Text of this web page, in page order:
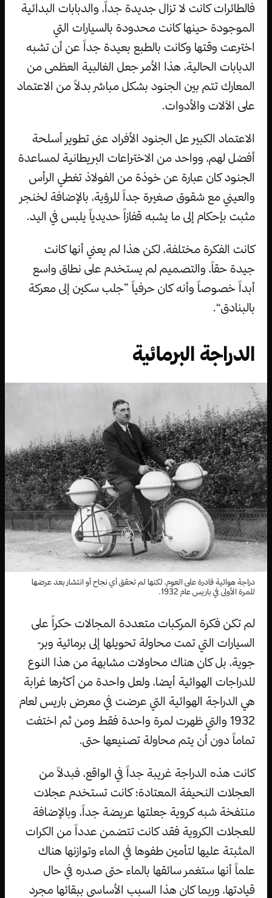
فالطائرات كانت لا تزال جديدة جداً، والدبابات البدائية
الموجودة حينها كانت محدودة بالسيارات التي
اخترعت وقتها وكانت بالطبع بعيدة جداً عن أن تشبه
الدبابات الحالية، هذا الأمر جعل الغالبية العظمى من
المعارك تتم بين الجنود بشكل مباشر بدلاً من الاعتماد
على الآلات والأدوات.
الاعتماد الكبير عل الجنود الأفراد عنى تطوير أسلحة
أفضل لهم، وواحد من الاختراعات البريطانية لمساعدة
الجنود كان عبارة عن خوذة من الفولاذ تغطي الرأس
والعيني مع شقوق صغيرة جداً للرؤية، بالإضافة لخنجر
مثبت بإحكام إلى ما يشبه قفازاً حديدياً يلبس في اليد.
كانت الفكرة مختلفة، لكن هذا لم يعني أنها كانت
جيدة حقاً، والتصميم لم يستخدم على نطاق واسع
أبداً خصوصاً وأنه كان حرفياً ”جلب سكين إلى معركة
بالبنادق“.
الدراجة البرمائية
دراجة هوائية قادرة على العوم، لكنها لم تحقق أي نجاح أو انتشار بعد عرضها
للمرة الأولى في باريس عام 1932.
لم تكن فكرة المركبات متعددة المجالات حكراً على
السيارات التي تمت محاولة تحويلها إلى برمائية وبر-
جوية، بل كان هناك محاولات مشابهة من هذا النوع
للدراجات الهوائية أيضا، ولعل واحدة من أكثرها غرابة
هي الدراجة الهوائية التي عرضت في معرض باريس لعام
1932 والتي ظهرت لمرة واحدة فقط ومن ثم اختفت
تماماً دون أن يتم محاولة تصنيعها حتى.
كانت هذه الدراجة غريبة جداً في الواقع، فبدلاً من
العجلات النحيفة المعتادة؛ كانت تستخدم عجلات
منتفخة شبه كروية جعلتها عريضة جداً، وبالإضافة
للعجلات الكروية فقد كانت تتضمن عدداً من الكرات
المثبتة عليها لتأمين طفوها في الماء وتوازنها هناك
علماً أنها ستغمر سائقها بالماء حتى صدره في حال
قيادتها، وربما كان هذا السبب الأساسي ببقائها مجرد